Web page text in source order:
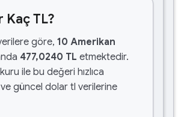
Kaç TL?
göre, 10 Amerikan
477,0240 TL etmektedir.
ile bu değeri hızlıca
ve güncel dolar tl verilerine